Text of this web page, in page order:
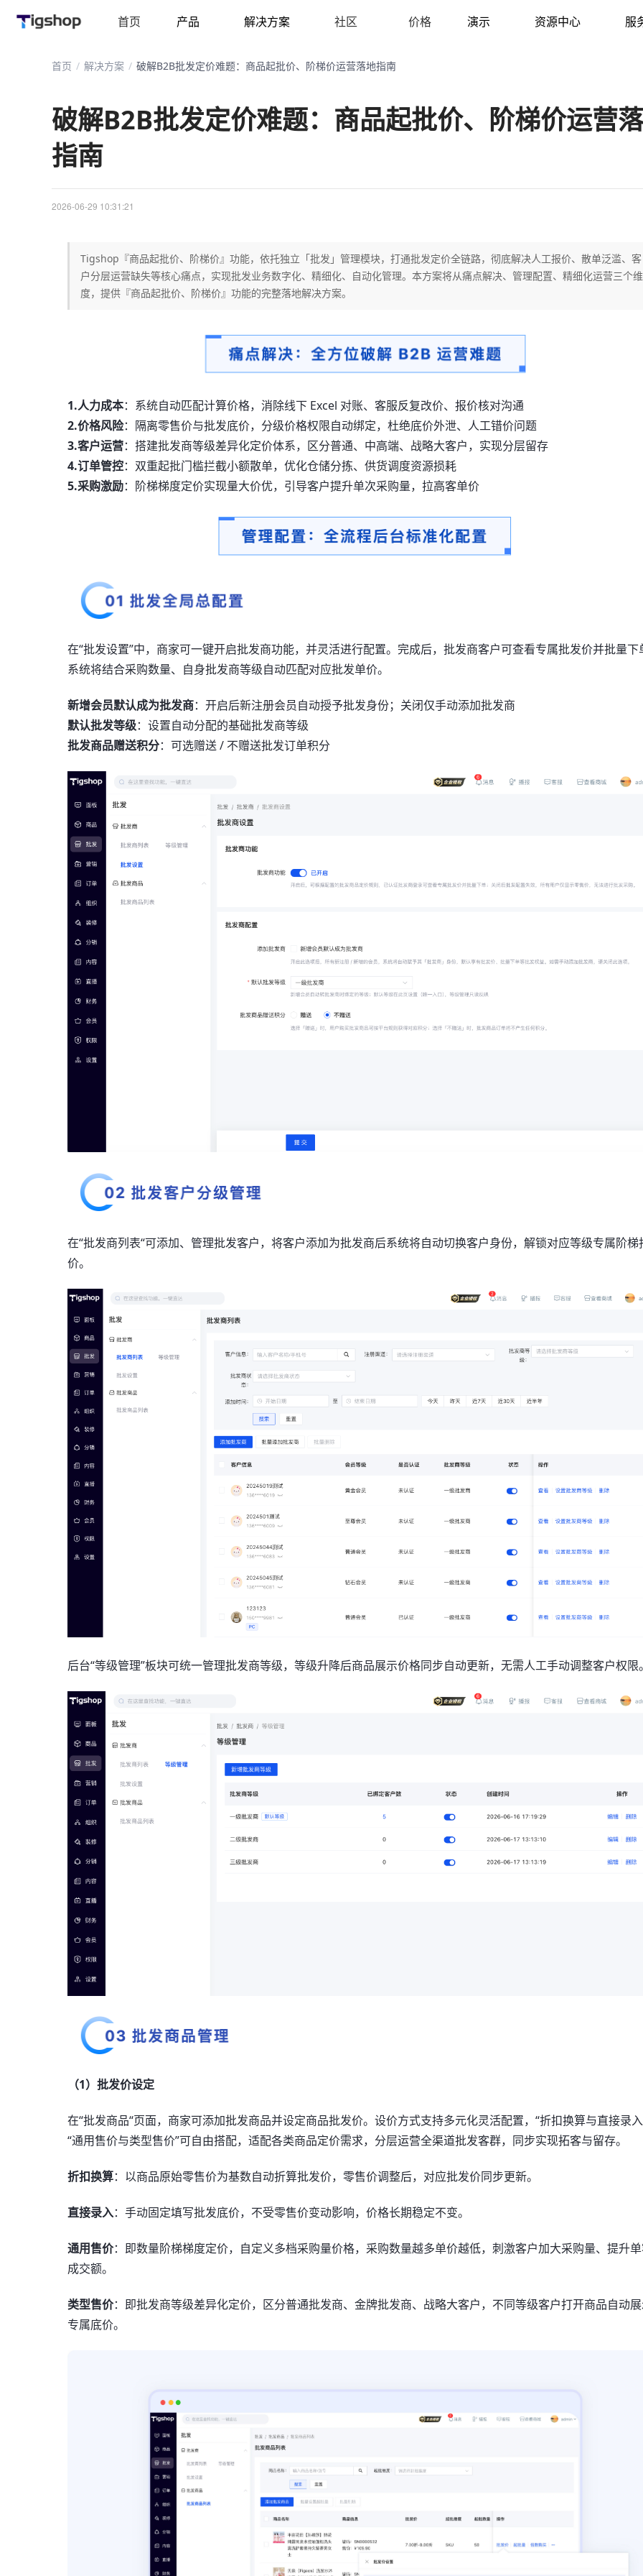
首页 产品 解决方案 社区 价格 演示 资源中心 服
首页 / 解决方案 / 破解B2B批发定价难题：商品起批价、阶梯价运营落地指南
破解B2B批发定价难题：商品起批价、阶梯价运营
指南
2026-06-29 10:31:21
Tigshop『商品起批价、阶梯价』功能，依托独立「批发」管理模块，打通批发定价全链路，彻底解决人工报价、散单泛滥、客
户分层运营缺失等核心痛点，实现批发业务数字化、精细化、自动化管理。本方案将从痛点解决、管理配置、精细化运营三个维
度，提供『商品起批价、阶梯价』功能的完整落地解决方案。
1.人力成本：系统自动匹配计算价格，消除线下 Excel 对账、客服反复改价、报价核对沟通
2.价格风险：隔离零售价与批发底价，分级价格权限自动绑定，杜绝底价外泄、人工错价问题
3.客户运营：搭建批发商等级差异化定价体系，区分普通、中高端、战略大客户，实现分层留存
4.订单管控：双重起批门槛拦截小额散单，优化仓储分拣、供货调度资源损耗
5.采购激励：阶梯梯度定价实现量大价优，引导客户提升单次采购量，拉高客单价
在“批发设置”中，商家可一键开启批发商功能，并灵活进行配置。完成后，批发商客户可查看专属批发价并批量下
系统将结合采购数量、自身批发商等级自动匹配对应批发单价。
新增会员默认成为批发商：开启后新注册会员自动授予批发身份；关闭仅手动添加批发商
默认批发等级：设置自动分配的基础批发商等级
批发商品赠送积分：可选赠送 / 不赠送批发订单积分
在“批发商列表“可添加、管理批发客户，将客户添加为批发商后系统将自动切换客户身份，解锁对应等级专属阶梯
价。
后台“等级管理”板块可统一管理批发商等级，等级升降后商品展示价格同步自动更新，无需人工手动调整客户权限
（1）批发价设定
在“批发商品“页面，商家可添加批发商品并设定商品批发价。设价方式支持多元化灵活配置，“折扣换算与直接录
“通用售价与类型售价”可自由搭配，适配各类商品定价需求，分层运营全渠道批发客群，同步实现拓客与留存。
折扣换算：以商品原始零售价为基数自动折算批发价，零售价调整后，对应批发价同步更新。
直接录入：手动固定填写批发底价，不受零售价变动影响，价格长期稳定不变。
通用售价：即数量阶梯梯度定价，自定义多档采购量价格，采购数量越多单价越低，刺激客户加大采购量、提升
成交额。
类型售价：即批发商等级差异化定价，区分普通批发商、金牌批发商、战略大客户，不同等级客户打开商品自动
专属底价。